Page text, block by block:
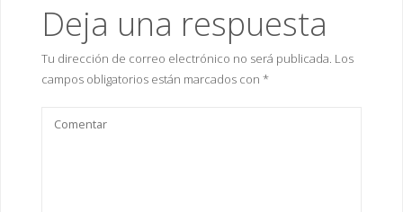
Deja una respuesta
Tu dirección de correo electrónico no será publicada. Los
campos obligatorios están marcados con *